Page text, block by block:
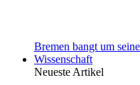
Bremen bangt um
Wissenschaft
Neueste Artikel